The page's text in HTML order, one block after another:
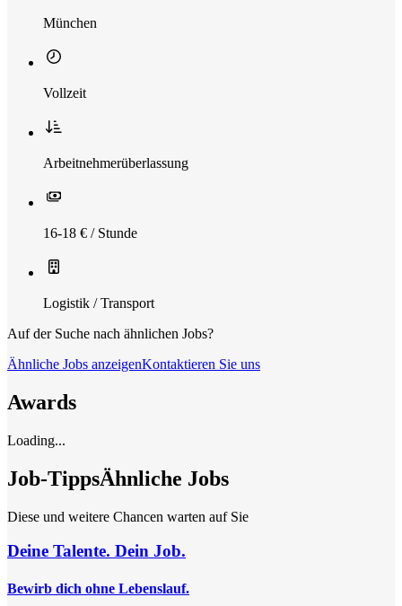
München
Vollzeit
Arbeitnehmerüberlassung
16-18 € / Stunde
Logistik / Transport
Auf der Suche nach ähnlichen Jobs?
Ähnliche Jobs anzeigenKontaktieren Sie uns
Awards
Loading...
Job-TippsÄhnliche Jobs
Diese und weitere Chancen warten auf Sie
Deine Talente. Dein Job.
Bewirb dich ohne Lebenslauf.